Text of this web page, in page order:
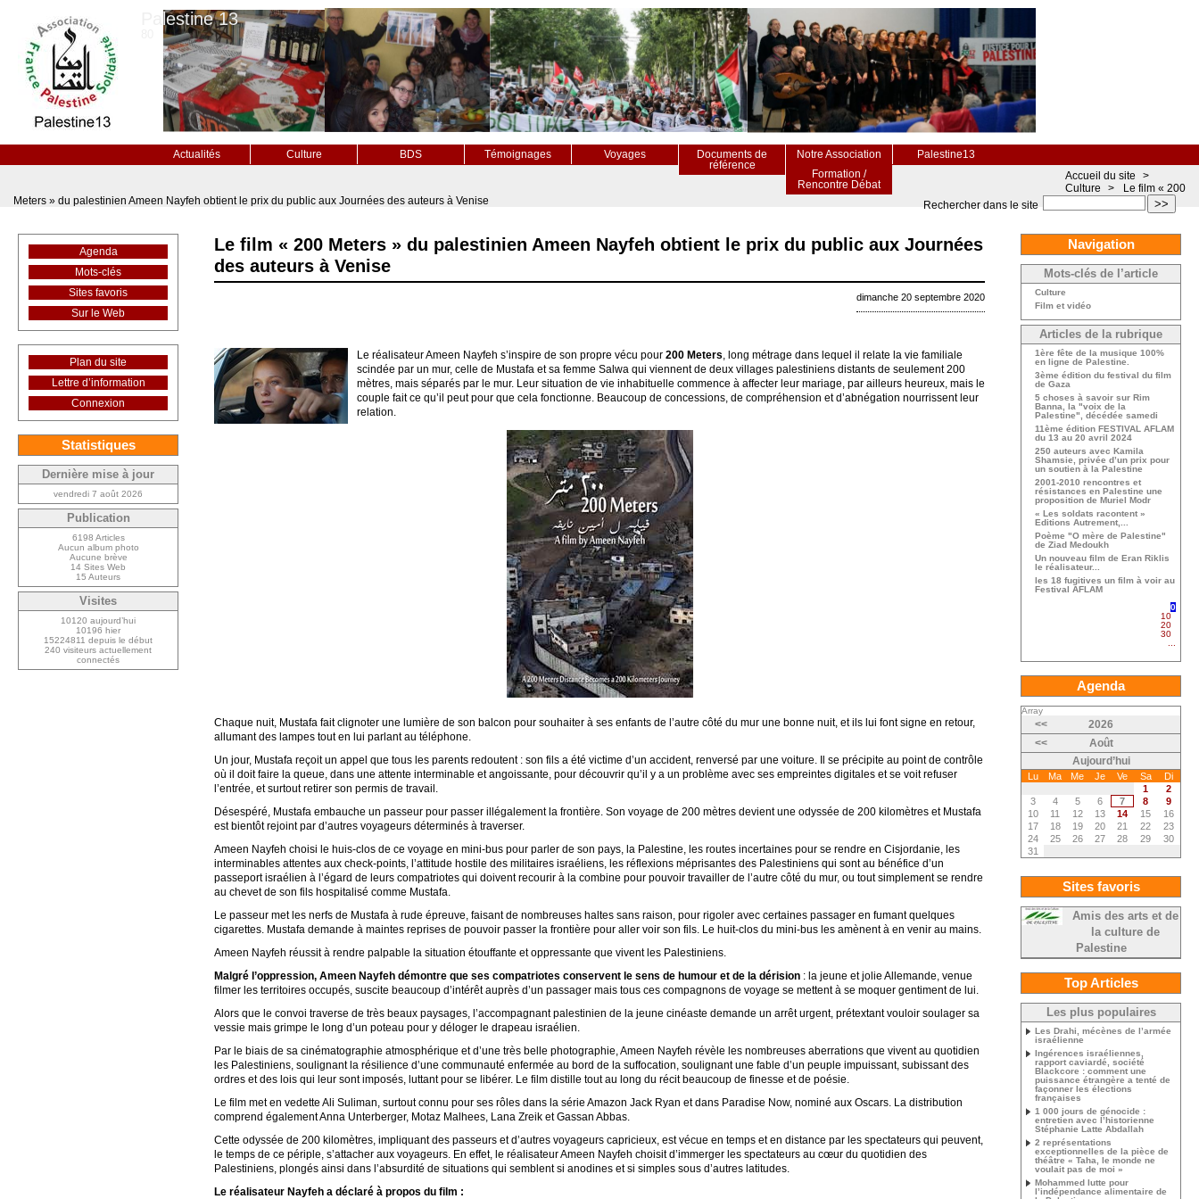
Palestine 13
Actualités Culture BDS Témoignages Voyages
Documents de
référence
Notre Association
Palestine13
Formation /
Rencontre Débat
>>
Rechercher dans le site
Accueil du site
>
Culture
>
Le film « 200
Meters » du palestinien Ameen Nayfeh obtient le prix du public aux Journées des auteurs à Venise
Le film « 200 Meters » du palestinien Ameen Nayfeh obtient le prix du public aux Journées
des auteurs à Venise
dimanche 20 septembre 2020
Le réalisateur Ameen Nayfeh s’inspire de son propre vécu pour 200 Meters, long métrage dans lequel il relate la vie familiale
scindée par un mur, celle de Mustafa et sa femme Salwa qui viennent de deux villages palestiniens distants de seulement 200
mètres, mais séparés par le mur. Leur situation de vie inhabituelle commence à affecter leur mariage, par ailleurs heureux, mais le
couple fait ce qu’il peut pour que cela fonctionne. Beaucoup de concessions, de compréhension et d’abnégation nourrissent leur
relation.
Chaque nuit, Mustafa fait clignoter une lumière de son balcon pour souhaiter à ses enfants de l’autre côté du mur une bonne nuit, et ils lui font signe en retour,
allumant des lampes tout en lui parlant au téléphone.
Un jour, Mustafa reçoit un appel que tous les parents redoutent : son fils a été victime d’un accident, renversé par une voiture. Il se précipite au point de contrôle
où il doit faire la queue, dans une attente interminable et angoissante, pour découvrir qu’il y a un problème avec ses empreintes digitales et se voit refuser
l’entrée, et surtout retirer son permis de travail.
Désespéré, Mustafa embauche un passeur pour passer illégalement la frontière. Son voyage de 200 mètres devient une odyssée de 200 kilomètres et Mustafa
est bientôt rejoint par d’autres voyageurs déterminés à traverser.
Ameen Nayfeh choisi le huis-clos de ce voyage en mini-bus pour parler de son pays, la Palestine, les routes incertaines pour se rendre en Cisjordanie, les
interminables attentes aux check-points, l’attitude hostile des militaires israéliens, les réflexions méprisantes des Palestiniens qui sont au bénéfice d’un
passeport israélien à l’égard de leurs compatriotes qui doivent recourir à la combine pour pouvoir travailler de l’autre côté du mur, ou tout simplement se rendre
au chevet de son fils hospitalisé comme Mustafa.
Le passeur met les nerfs de Mustafa à rude épreuve, faisant de nombreuses haltes sans raison, pour rigoler avec certaines passager en fumant quelques
cigarettes. Mustafa demande à maintes reprises de pouvoir passer la frontière pour aller voir son fils. Le huit-clos du mini-bus les amènent à en venir au mains.
Ameen Nayfeh réussit à rendre palpable la situation étouffante et oppressante que vivent les Palestiniens.
Malgré l’oppression, Ameen Nayfeh démontre que ses compatriotes conservent le sens de humour et de la dérision : la jeune et jolie Allemande, venue
filmer les territoires occupés, suscite beaucoup d’intérêt auprès d’un passager mais tous ces compagnons de voyage se mettent à se moquer gentiment de lui.
Alors que le convoi traverse de très beaux paysages, l’accompagnant palestinien de la jeune cinéaste demande un arrêt urgent, prétextant vouloir soulager sa
vessie mais grimpe le long d’un poteau pour y déloger le drapeau israélien.
Par le biais de sa cinématographie atmosphérique et d’une très belle photographie, Ameen Nayfeh révèle les nombreuses aberrations que vivent au quotidien
les Palestiniens, soulignant la résilience d’une communauté enfermée au bord de la suffocation, soulignant une fable d’un peuple impuissant, subissant des
ordres et des lois qui leur sont imposés, luttant pour se libérer. Le film distille tout au long du récit beaucoup de finesse et de poésie.
Le film met en vedette Ali Suliman, surtout connu pour ses rôles dans la série Amazon Jack Ryan et dans Paradise Now, nominé aux Oscars. La distribution
comprend également Anna Unterberger, Motaz Malhees, Lana Zreik et Gassan Abbas.
Cette odyssée de 200 kilomètres, impliquant des passeurs et d’autres voyageurs capricieux, est vécue en temps et en distance par les spectateurs qui peuvent,
le temps de ce périple, s’attacher aux voyageurs. En effet, le réalisateur Ameen Nayfeh choisit d’immerger les spectateurs au cœur du quotidien des
Palestiniens, plongés ainsi dans l’absurdité de situations qui semblent si anodines et si simples sous d’autres latitudes.
Le réalisateur Nayfeh a déclaré à propos du film :
Agenda
Mots-clés
Sites favoris
Sur le Web
Plan du site
Lettre d’information
Connexion
Statistiques
Dernière mise à jour
vendredi 7 août 2026
Publication
6198 Articles
Aucun album photo
Aucune brève
14 Sites Web
15 Auteurs
Visites
10120 aujourd’hui
10196 hier
15224811 depuis le début
240 visiteurs actuellement
connectés
Navigation
Mots-clés de l’article
Culture
Film et vidéo
Articles de la rubrique
1ère fête de la musique 100%
en ligne de Palestine.
3ème édition du festival du film
de Gaza
5 choses à savoir sur Rim
Banna, la "voix de la
Palestine", décédée samedi
11ème édition FESTIVAL AFLAM
du 13 au 20 avril 2024
250 auteurs avec Kamila
Shamsie, privée d’un prix pour
un soutien à la Palestine
2001-2010 rencontres et
résistances en Palestine une
proposition de Muriel Modr
« Les soldats racontent »
Editions Autrement,...
Poème "O mère de Palestine"
de Ziad Medoukh
Un nouveau film de Eran Riklis
le réalisateur...
les 18 fugitives un film à voir au
Festival AFLAM
0
10
20
30
Agenda
Array
<<
2026
<<
Août
Aujourd’hui
Lu Ma Me Je Ve Sa
Di
1
2
3
4 5 6 7 8
9
10
11 12 13 14 15
16
17
18 19 20 21 22
23
24
25 26 27 28 29
30
31
Sites favoris
Amis des arts et de
la culture de
Palestine
Top Articles
Les plus populaires
Les Drahi, mécènes de l’armée
israélienne
Ingérences israéliennes,
rapport caviardé, société
Blackcore : comment une
puissance étrangère a tenté de
façonner les élections
françaises
1 000 jours de génocide :
entretien avec l’historienne
Stéphanie Latte Abdallah
2 représentations
exceptionnelles de la pièce de
théâtre « Taha, le monde ne
voulait pas de moi »
Mohammed lutte pour
l’indépendance alimentaire de